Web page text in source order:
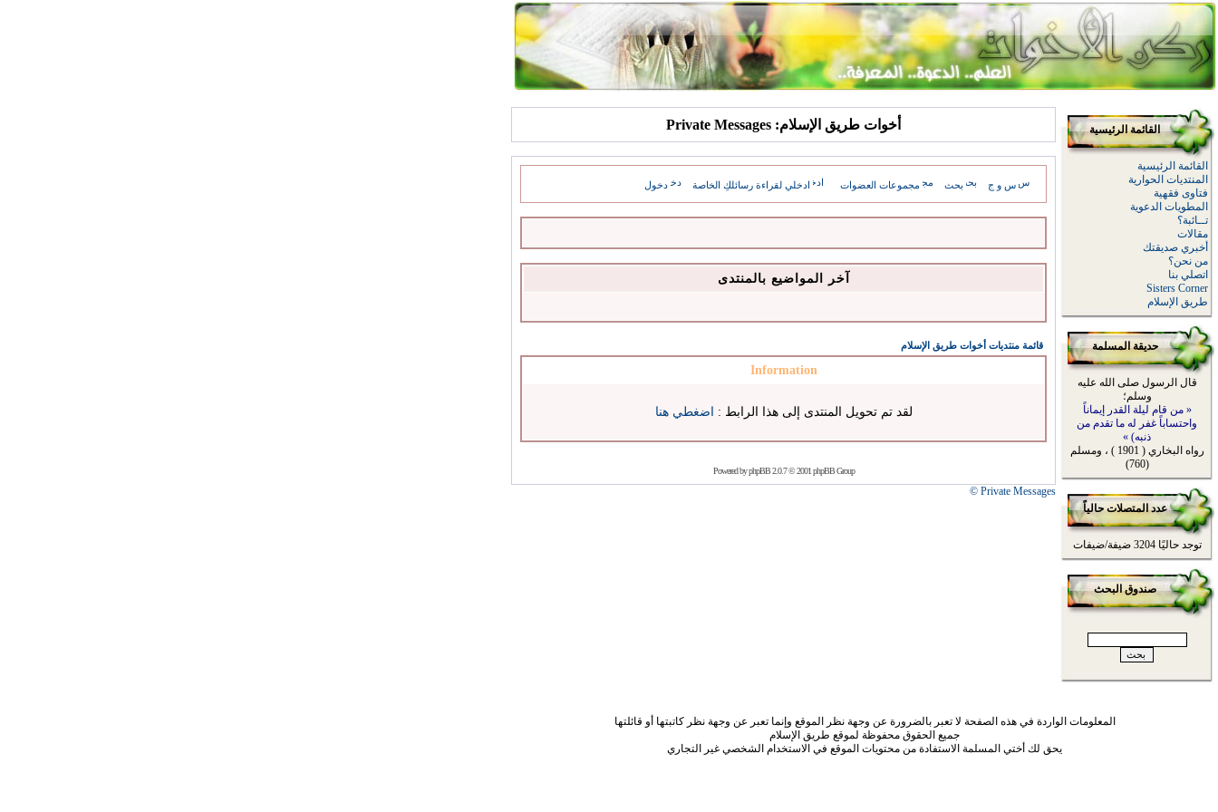
القائمة الرئيسية
القائمة الرئيسية
المنتديات الحوارية
فتاوى فقهية
المطويات الدعوية
تــائبة؟
مقالات
أخبري صديقتك
من نحن؟
اتصلي بنا
Sisters Corner
طريق الإسلام
حديقة المسلمة
قال الرسول صلى الله عليه
وسلم؛
« من قام ليلة القدر إيماناً
واحتساباً غفر له ما تقدم من
ذنبه) »
رواه البخاري ( 1901 ) ، ومسلم
(760)
عدد المتصلات حالياً
توجد حاليًا 3204 ضيفة/ضيفات
صندوق البحث
أخوات طريق الإسلام: Private Messages
س و ج بحث مجموعات العضوات ادخلي لقراءة رسائلكِ الخاصة دخول
آخر المواضيع بالمنتدى
قائمة منتديات أخوات طريق الإسلام
Information
لقد تم تحويل المنتدى إلى هذا الرابط : اضغطي هنا
Powered byphpBB2.0.7 © 2001 phpBB Group
Private Messages ©
المعلومات الواردة في هذه الصفحة لا تعبر بالضرورة عن وجهة نظر الموقع وإنما تعبر عن وجهة نظر كاتبتها أو قائلتها
جميع الحقوق محفوظة لموقع طريق الإسلام
يحق لك أختي المسلمة الاستفادة من محتويات الموقع في الاستخدام الشخصي غير التجاري